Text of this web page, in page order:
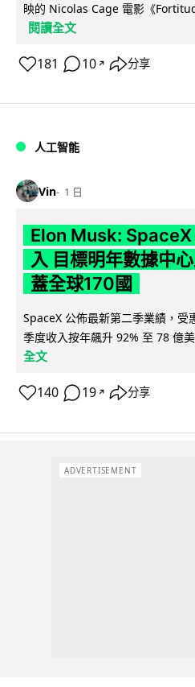
映的 Nicolas Cage 電影《
閱讀全文
181 10 ↗ 分享
人工智能
Vin 1 日
Elon Musk: SpaceX
入 目標明年數據中
蓋全球170國
SpaceX 公佈最新第二季業績，受
季度收入按年飆升 92% 至 78 億
全文
140 19 ↗ 分享
ADVERTISEMENT